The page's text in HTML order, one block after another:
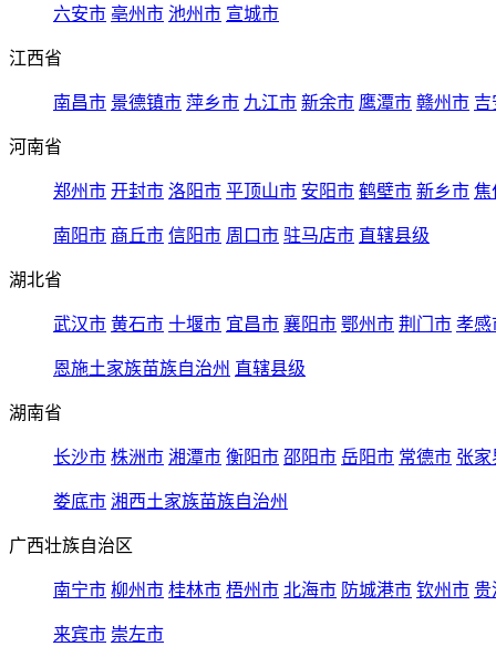
六安市 亳州市 池州市 宣城市
江西省
南昌市 景德镇市 萍乡市 九江市 新余市 鹰潭市 赣州市 吉
河南省
郑州市 开封市 洛阳市 平顶山市 安阳市 鹤壁市 新乡市 焦
南阳市 商丘市 信阳市 周口市 驻马店市 直辖县级
湖北省
武汉市 黄石市 十堰市 宜昌市 襄阳市 鄂州市 荆门市 孝感
恩施土家族苗族自治州 直辖县级
湖南省
长沙市 株洲市 湘潭市 衡阳市 邵阳市 岳阳市 常德市 张家
娄底市 湘西土家族苗族自治州
广西壮族自治区
南宁市 柳州市 桂林市 梧州市 北海市 防城港市 钦州市 贵
来宾市 崇左市